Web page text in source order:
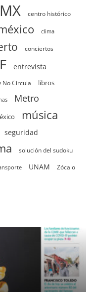
centro histórico
clima
conciertos
entrevista
No Circula libros
Metro
música
seguridad
solución del sudoku
UNAM Zócalo